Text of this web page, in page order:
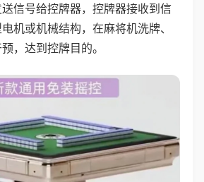
信号给控牌器，控牌器接收到信
机或机械结构，在麻将机洗牌、
，达到控牌目的。